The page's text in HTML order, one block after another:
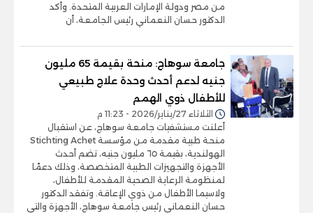
من مصر ودولة الإمارات العربية المتحدة. وأكد
الدكتور حسان النعماني رئيس الجامعة، أن
جامعة سوهاج: منحة بقيمة 65 مليون
جنيه لدعم أحدث وحدة علاج طبيعي
للأطفال ذوي الهمم
الثلاثاء 27/يناير/2026 - 11:23 م
أعلنت مستشفيات جامعة سوهاج، عن استقبال
منحة طبية مقدمة من مؤسسة Stichting Achet
الهولندية، بقيمة ٦٥ مليون جنيه، تضم أحدث
الأجهزة والتجهيزات الطبية المتخصصة، وذلك دعمًا
لمنظومة الرعاية الصحية المقدمة للأطفال،
ولاسيما الأطفال من ذوي الإعاقة. وتفقد الدكتور
حسان النعماني رئيس جامعة سوهاج، الأجهزة والتي